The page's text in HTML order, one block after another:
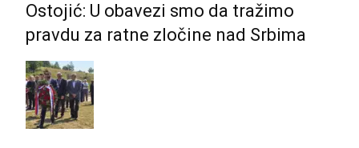
Ostojić: U obavezi smo da tražimo
pravdu za ratne zločine nad Srbima